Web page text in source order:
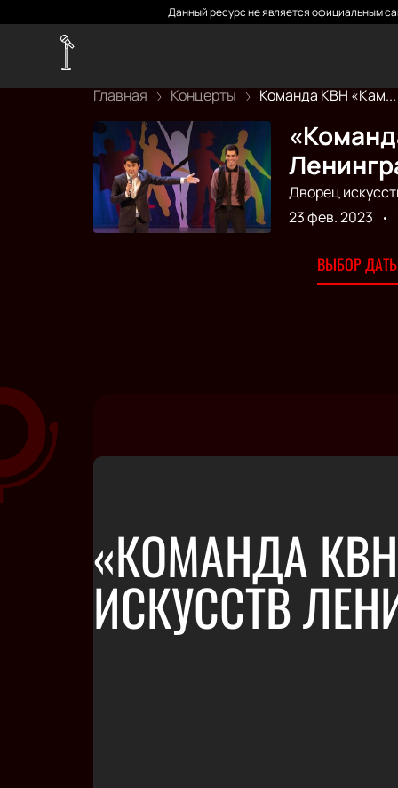
Данный ресурс не является официальным
Главная Концерты Команда КВН «Кам...
Дворец
23 фев. 2023
ВЫБОР
«КОМАНДА
ИСКУССТВ